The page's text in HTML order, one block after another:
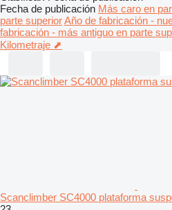
Fecha de publicación Más caro en
parte superiorAño de fabricación -
fabricación - más antiguo en parte
Kilometraje ⬈
Scanclimber SC4000 plataforma